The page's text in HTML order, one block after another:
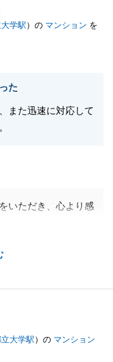
学駅）の マンション を
た
また迅速に対応して
いただき、心より感
に心がけておりまし
ことは、私共にとっ
、さらなるサービ
がございましたら、
大学駅）の マンション